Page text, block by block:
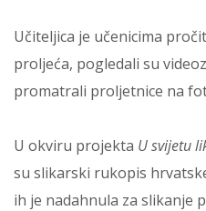
Učiteljica je učenicima
proljeća, pogledali su
promatrali proljetnice na
U okviru projekta U svijetu
su slikarski rukopis
ih je nadahnula za slikanje